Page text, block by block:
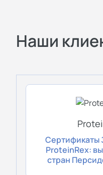
оформлению
сертификаты
Наши
Сертификаты
ProteinRex:
стран